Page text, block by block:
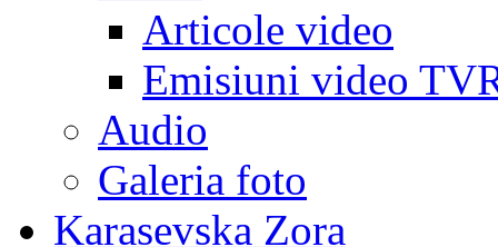
Articole video
Emisiuni video
Audio
Galeria foto
Karasevska Zora